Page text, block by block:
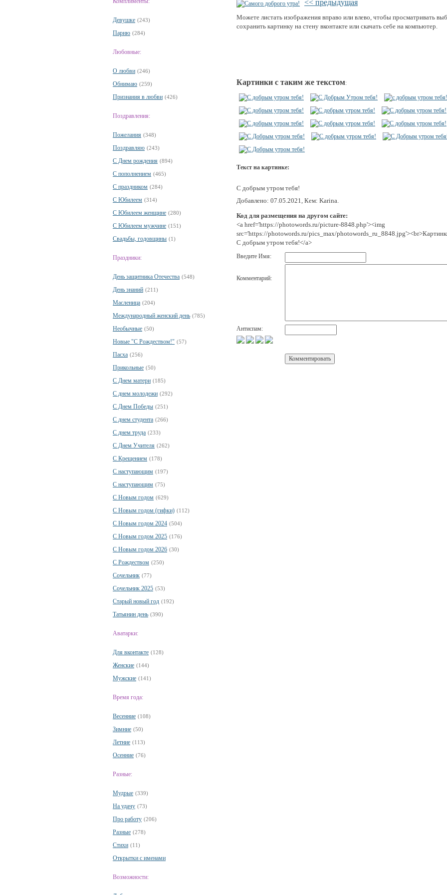
Девушке (243)
Парню (284)
Любовные:
О любви (246)
Обнимаю (259)
Признания в любви (426)
Поздравления:
Пожелания (348)
Поздравляю (243)
С Днем рождения (894)
С пополнением (465)
С праздником (284)
С Юбилеем (314)
С Юбилеем женщине (280)
С Юбилеем мужчине (151)
Свадьбы, годовщины (1)
Праздники:
День защитника Отечества (548)
День знаний (211)
Масленица (204)
Международный женский день (785)
Необычные (50)
Новые "С Рождеством!" (57)
Пасха (256)
Прикольные (50)
С Днем матери (185)
С днем молодежи (292)
С Днем Победы (251)
С днем студента (266)
С днем труда (233)
С Днем Учителя (262)
С Крещением (178)
С наступающим (197)
С наступающим (75)
С Новым годом (629)
С Новым годом (гифки) (112)
С Новым годом 2024 (504)
С Новым годом 2025 (176)
С Новым годом 2026 (30)
С Рождеством (250)
Сочельник (77)
Сочельник 2025 (53)
Старый новый год (192)
Татьянин день (390)
Аватарки:
Для вконтакте (128)
Женские (144)
Мужские (141)
Время года:
Весенние (108)
Зимние (50)
Летние (113)
Осенние (76)
Разные:
Мудрые (339)
На удачу (73)
Про работу (206)
Разные (278)
Стихи (11)
Открытки с именами
Возможности:
<< предыдущая
Можете листать изображения вправо или влево, чтобы просматривать
сохранить картинку на стену вконтакте или скачать себе на компьютер.
Картинки с таким же текстом:
Текст на картинке:
С добрым утром тебя!
Добавлено: 07.05.2021, Кем: Karina.
Код для размещения на другом сайте:
<a href='https://photowords.ru/picture-8848.php'><img
src='https://photowords.ru/pics_max/
С добрым утром тебя!</a>
Введите Имя:
Комментарий:
Антиспам: